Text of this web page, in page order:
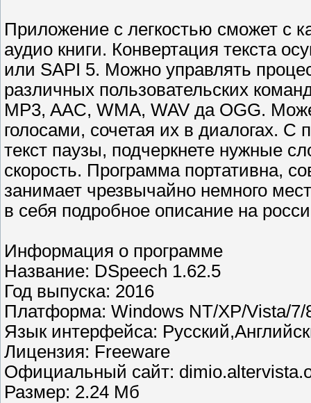
Приложение с легкостью сможет c
аудио книги. Конвертация текста
или SAPI 5. Можно управлять
различных пользовательских
MP3, AAC, WMA, WAV да OGG.
голосами, сочетая их в диалогах.
текст паузы, подчеркнете нужные
скорость. Программа портативна,
занимает чрезвычайно немного
в себя подробное описание на
Информация о программе
Название: DSpeech 1.62.5
Год выпуска: 2016
Платформа: Windows NT/XP/Vista/7/
Язык интерфейса:
Лицензия: Freeware
Официальный сайт:
Размер: 2.24 Мб